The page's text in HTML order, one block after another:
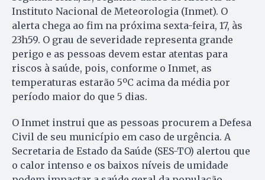
Instituto Nacional de Meteorologia (Inmet). O
alerta chega ao fim na próxima sexta-feira, 17, às
23h59. O grau de severidade representa grande
perigo e as pessoas devem estar atentas para
riscos à saúde, pois, conforme o Inmet, as
temperaturas estarão 5ºC acima da média por
período maior do que 5 dias.
O Inmet instrui que as pessoas procurem a Defesa
Civil de seu município em caso de urgência. A
Secretaria de Estado da Saúde (SES-TO) alertou que
o calor intenso e os baixos níveis de umidade